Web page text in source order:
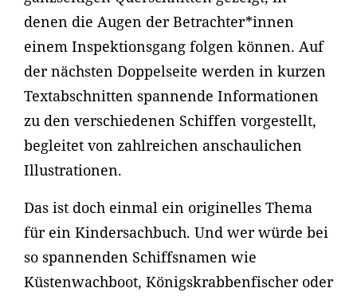
denen die Augen der Betrachter*innen
einem Inspektionsgang folgen können. Auf
der nächsten Doppelseite werden in kurzen
Textabschnitten spannende Informationen
zu den verschiedenen Schiffen vorgestellt,
begleitet von zahlreichen anschaulichen
Illustrationen.
Das ist doch einmal ein originelles Thema
für ein Kindersachbuch. Und wer würde bei
so spannenden Schiffsnamen wie
Küstenwachboot, Königskrabbenfischer oder